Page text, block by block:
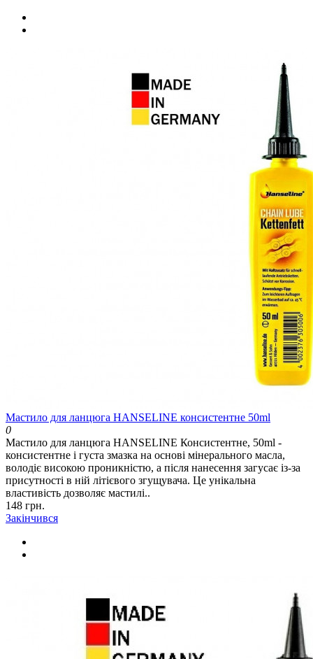
Мастило для ланцюга HANSELINE консистентне 50ml
0
Мастило для ланцюга HANSELINE Консистентне, 50ml -
консистентне і густа змазка на основі мінерального масла,
володіє високою проникністю, а після нанесення загусає із-за
присутності в ній літієвого згущувача. Це унікальна
властивість дозволяє мастилі..
148 грн.
Закінчився